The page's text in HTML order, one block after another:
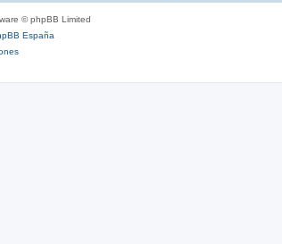
© phpBB Limited
España